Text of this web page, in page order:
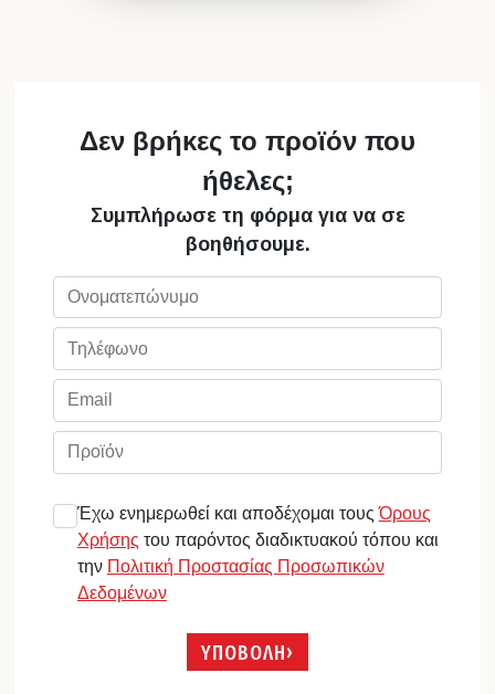
Δεν βρήκες το προϊόν που
ήθελες;
Συμπλήρωσε τη φόρμα για να σε
βοηθήσουμε.
Έχω ενημερωθεί και αποδέχομαι τουςΌρους
Χρήσης του παρόντος διαδικτυακού τόπου και
την Πολιτική Προστασίας Προσωπικών
Δεδομένων
ΥΠΟΒΟΛΗ